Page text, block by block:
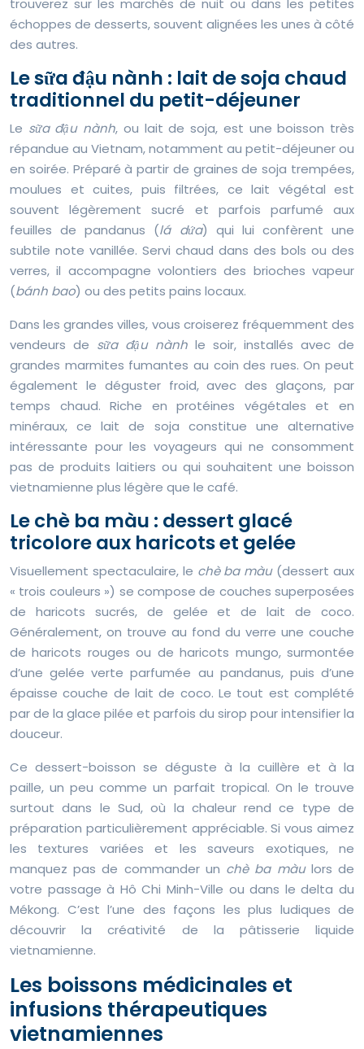
trouverez sur les marchés de nuit ou dans les petites
échoppes de desserts, souvent alignées les unes à côté
des autres.
Le sữa đậu nành : lait de soja chaud
traditionnel du petit-déjeuner
Le sữa đậu nành, ou lait de soja, est une boisson très
répandue au Vietnam, notamment au petit-déjeuner ou
en soirée. Préparé à partir de graines de soja trempées,
moulues et cuites, puis filtrées, ce lait végétal est
souvent légèrement sucré et parfois parfumé aux
feuilles de pandanus (lá dứa) qui lui confèrent une
subtile note vanillée. Servi chaud dans des bols ou des
verres, il accompagne volontiers des brioches vapeur
(bánh bao) ou des petits pains locaux.
Dans les grandes villes, vous croiserez fréquemment des
vendeurs de sữa đậu nành le soir, installés avec de
grandes marmites fumantes au coin des rues. On peut
également le déguster froid, avec des glaçons, par
temps chaud. Riche en protéines végétales et en
minéraux, ce lait de soja constitue une alternative
intéressante pour les voyageurs qui ne consomment
pas de produits laitiers ou qui souhaitent une boisson
vietnamienne plus légère que le café.
Le chè ba màu : dessert glacé
tricolore aux haricots et gelée
Visuellement spectaculaire, le chè ba màu(dessert aux
« trois couleurs ») se compose de couches superposées
de haricots sucrés, de gelée et de lait de coco.
Généralement, on trouve au fond du verre une couche
de haricots rouges ou de haricots mungo, surmontée
d’une gelée verte parfumée au pandanus, puis d’une
épaisse couche de lait de coco. Le tout est complété
par de la glace pilée et parfois du sirop pour intensifier la
douceur.
Ce dessert-boisson se déguste à la cuillère et à la
paille, un peu comme un parfait tropical. On le trouve
surtout dans le Sud, où la chaleur rend ce type de
préparation particulièrement appréciable. Si vous aimez
les textures variées et les saveurs exotiques, ne
manquez pas de commander un chè ba màulors de
votre passage à Hô Chi Minh-Ville ou dans le delta du
Mékong. C’est l’une des façons les plus ludiques de
découvrir la créativité de la pâtisserie liquide
vietnamienne.
Les boissons médicinales et
infusions thérapeutiques
vietnamiennes